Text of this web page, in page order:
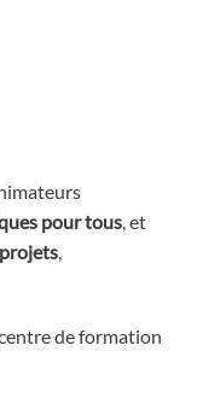
pour tous , et
de formation